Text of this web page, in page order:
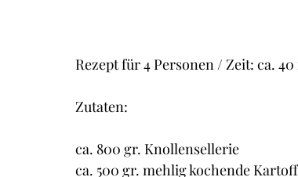
Rezept für 4 Personen / Zeit: ca.
Zutaten:
ca. 800 gr. Knollensellerie
ca. 500 gr. mehlig kochende